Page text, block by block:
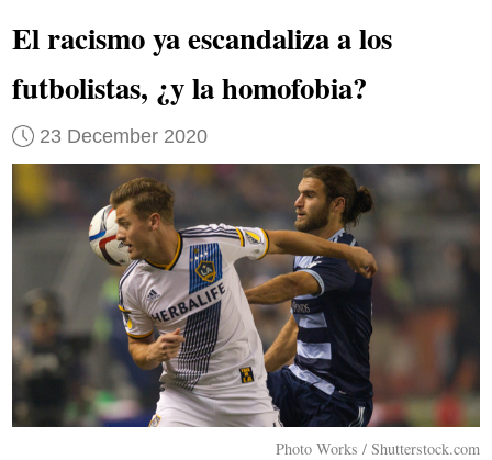
El racismo ya escandaliza a los
futbolistas, ¿y la homofobia?
23 December 2020
Photo Works / Shutterstock.com